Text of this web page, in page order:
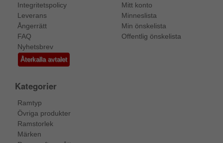
Integritetspolicy
Leverans
Ångerrätt
FAQ
Nyhetsbrev
Återkalla avtalet
Mitt konto
Minneslista
Min önskelista
Offentlig önskelista
Kategorier
Ramtyp
Övriga produkter
Ramstorlek
Märken